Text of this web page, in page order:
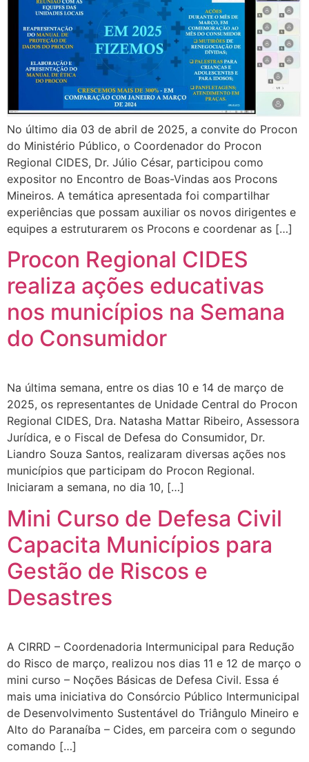
No último dia 03 de abril de 2025, a convite do Procon
do Ministério Público, o Coordenador do Procon
Regional CIDES, Dr. Júlio César, participou como
expositor no Encontro de Boas-Vindas aos Procons
Mineiros. A temática apresentada foi compartilhar
experiências que possam auxiliar os novos dirigentes e
equipes a estruturarem os Procons e coordenar as […]
Procon Regional CIDES
realiza ações educativas
nos municípios na Semana
do Consumidor
Na última semana, entre os dias 10 e 14 de março de
2025, os representantes de Unidade Central do Procon
Regional CIDES, Dra. Natasha Mattar Ribeiro, Assessora
Jurídica, e o Fiscal de Defesa do Consumidor, Dr.
Liandro Souza Santos, realizaram diversas ações nos
municípios que participam do Procon Regional.
Iniciaram a semana, no dia 10, […]
Mini Curso de Defesa Civil
Capacita Municípios para
Gestão de Riscos e
Desastres
A CIRRD – Coordenadoria Intermunicipal para Redução
do Risco de março, realizou nos dias 11 e 12 de março o
mini curso – Noções Básicas de Defesa Civil. Essa é
mais uma iniciativa do Consórcio Público Intermunicipal
de Desenvolvimento Sustentável do Triângulo Mineiro e
Alto do Paranaíba – Cides, em parceira com o segundo
comando […]